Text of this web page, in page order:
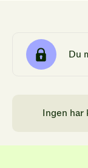
Du
Ingen har